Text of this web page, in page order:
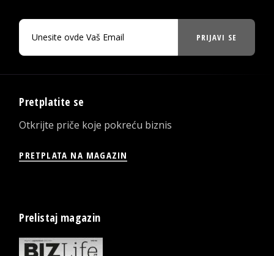
PRIJAVI SE
Pretplatite se
Otkrijte priče koje pokreću biznis
PRETPLATA NA MAGAZIN
Prelistaj magazin